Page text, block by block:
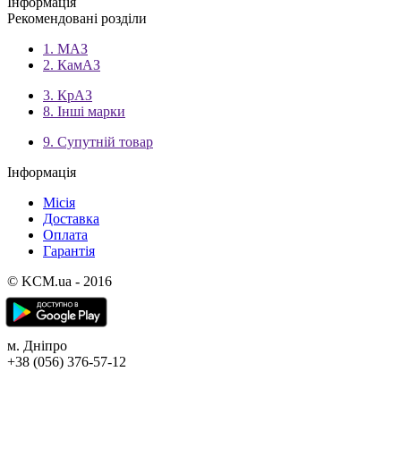
Рекомендовані розділи
1. МАЗ
2. КамАЗ
3. КрАЗ
8. Інші марки
9. Супутній товар
Інформація
Місія
Доставка
Оплата
Гарантія
© KCM.ua - 2016
м. Дніпро
+38 (056) 376-57-12